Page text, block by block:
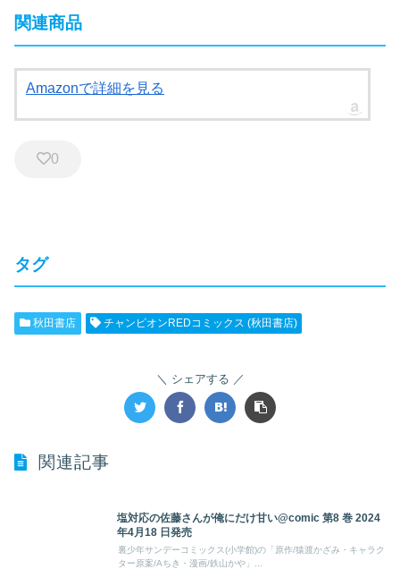
関連商品
Amazonで詳細を見る
0
タグ
秋田書店 チャンピオンREDコミックス (秋田書店)
シェアする
関連記事
塩対応の佐藤さんが俺にだけ甘い@comic 第8 巻 2024
年4月18 日発売
裏少年サンデーコミックス(小学館)の「原作/猿渡かざみ・キャラク
ター原案/Aちき・漫画/鉄山かや」...